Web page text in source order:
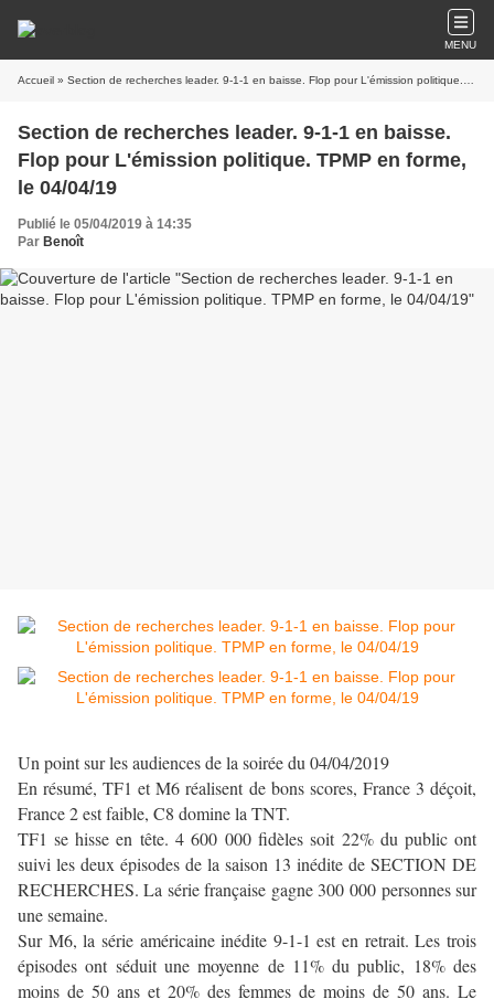
MENU
Accueil » Section de recherches leader. 9-1-1 en baisse. Flop pour L'émission politique. TPMP en forme, le 04/04/19
Section de recherches leader. 9-1-1 en baisse.
Flop pour L'émission politique. TPMP en forme,
le 04/04/19
Publié le 05/04/2019 à 14:35
Par Benoît
Un point sur les audiences de la soirée du 04/04/2019
En résumé, TF1 et M6 réalisent de bons scores, France 3 déçoit,
France 2 est faible, C8 domine la TNT.
TF1 se hisse en tête. 4 600 000 fidèles soit 22% du public ont
suivi les deux épisodes de la saison 13 inédite de SECTION DE
RECHERCHES. La série française gagne 300 000 personnes sur
une semaine.
Sur M6, la série américaine inédite 9-1-1 est en retrait. Les trois
épisodes ont séduit une moyenne de 11% du public, 18% des
moins de 50 ans et 20% des femmes de moins de 50 ans. Le